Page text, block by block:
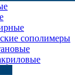
сополимеры